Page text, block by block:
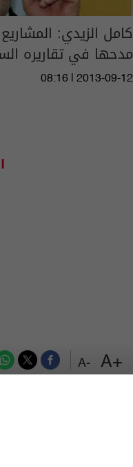
+A
-A
كامل الزيدي:
مدحها في تقاريره
08:16 | 2013-09-12